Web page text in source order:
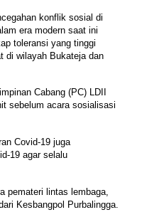
konflik sosial di
era modern saat ini
toleransi yang tinggi
di wilayah Bukateja dan
Cabang (PC) LDII
sebelum acara sosialisasi
Covid-19 juga
19 agar selalu
pemateri lintas lembaga,
Kesbangpol Purbalingga.